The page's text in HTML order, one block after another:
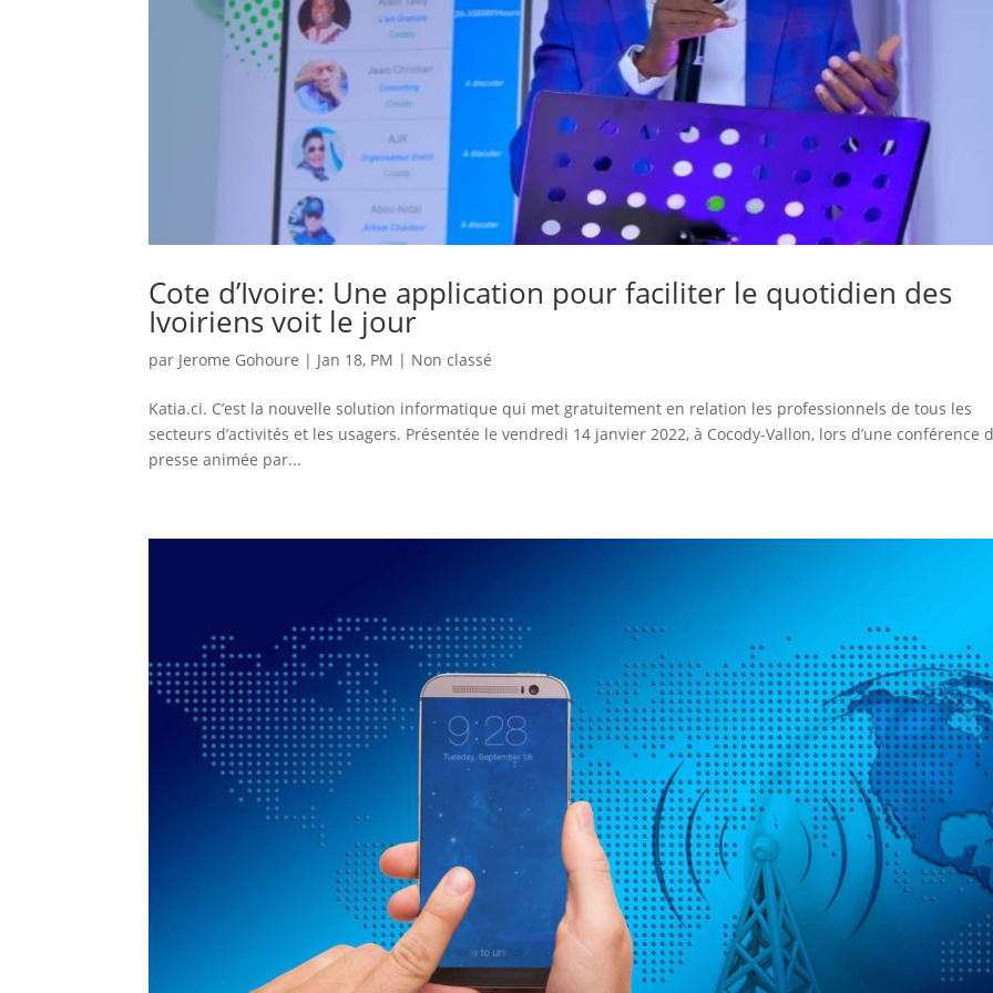
Cote d’Ivoire: Une application pour faciliter le quotidien des
Ivoiriens voit le jour
par Jerome Gohoure | Jan 18, PM | Non classé
Katia.ci. C’est la nouvelle solution informatique qui met gratuitement en relation les professionnels de tous les
secteurs d’activités et les usagers. Présentée le vendredi 14 janvier 2022, à Cocody-Vallon, lors d’une conférence
presse animée par...